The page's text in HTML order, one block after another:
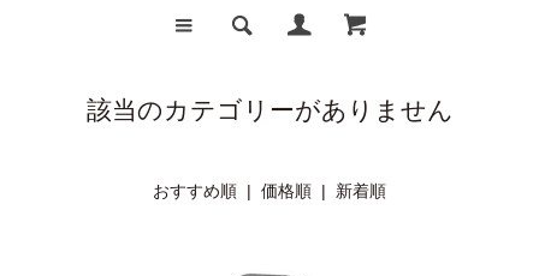
該当のカテゴリーがありません
おすすめ順 | 価格順 | 新着順